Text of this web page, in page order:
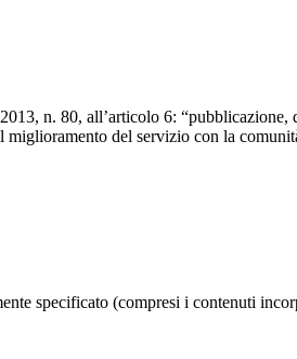
n. 80, all’articolo 6: “pubblicazione,
del servizio con la
specificato (compresi i contenuti